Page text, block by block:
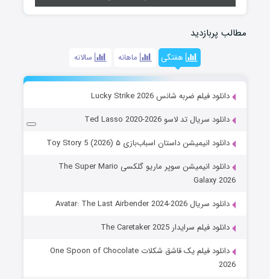
مطالب پربازدید
هفتگی ماهانه سالانه
دانلود فیلم ضربه شانس Lucky Strike 2026
دانلود سریال تد لاسو Ted Lasso 2020-2026
دانلود انیمیشن داستان اسباب‌بازی ۵ Toy Story 5 (2026)
دانلود انیمیشن سوپر ماریو گلکسی The Super Mario
Galaxy 2026
دانلود سریال Avatar: The Last Airbender 2024-2026
دانلود فیلم سرایدار The Caretaker 2025
دانلود فیلم یک قاشق شکلات One Spoon of Chocolate
2026